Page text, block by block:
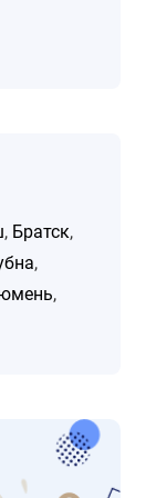
, Братск,
,
,